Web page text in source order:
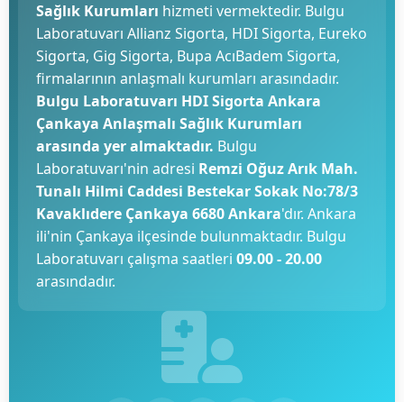
Sağlık Kurumları hizmeti vermektedir. Bulgu
Laboratuvarı Allianz Sigorta, HDI Sigorta, Eureko
Sigorta, Gig Sigorta, Bupa AcıBadem Sigorta,
firmalarının anlaşmalı kurumları arasındadır.
Bulgu Laboratuvarı HDI Sigorta Ankara
Çankaya Anlaşmalı Sağlık Kurumları
arasında yer almaktadır. Bulgu
Laboratuvarı'nin adresi Remzi Oğuz Arık Mah.
Tunalı Hilmi Caddesi Bestekar Sokak No:78/3
Kavaklıdere Çankaya 6680 Ankara'dır. Ankara
ili'nin Çankaya ilçesinde bulunmaktadır. Bulgu
Laboratuvarı çalışma saatleri 09.00 - 20.00
arasındadır.